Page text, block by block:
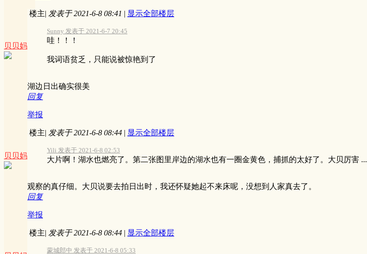
贝贝妈
楼主| 发表于 2021-6-8 08:41 | 显示全部楼层
Sunny 发表于 2021-6-7 20:45
哇！！！
我词语贫乏，只能说被惊艳到了
湖边日出确实很美
回复
举报
贝贝妈
楼主| 发表于 2021-6-8 08:44 | 显示全部楼层
Yili 发表于 2021-6-8 02:53
大片啊！湖水也燃亮了。第二张图里岸边的湖水也有一圈金黄色，捕抓的太好了。大贝厉害 ...
观察的真仔细。大贝说要去拍日出时，我还怀疑她起不来床呢，没想到人家真去了。
回复
举报
楼主| 发表于 2021-6-8 08:44 | 显示全部楼层
蒙城郎中 发表于 2021-6-8 05:33